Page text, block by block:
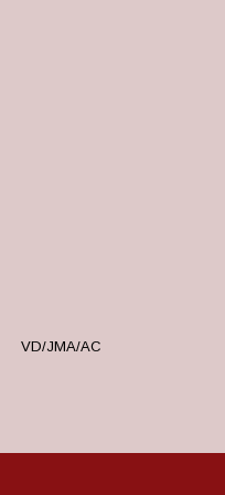
VD/JMA/AC